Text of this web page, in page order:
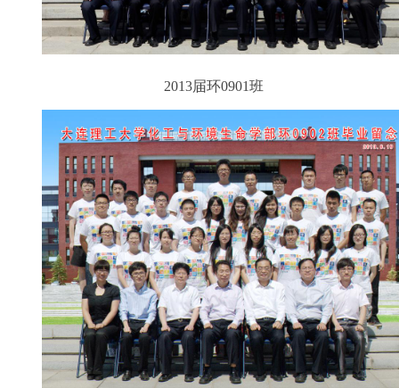
2013届环0901班